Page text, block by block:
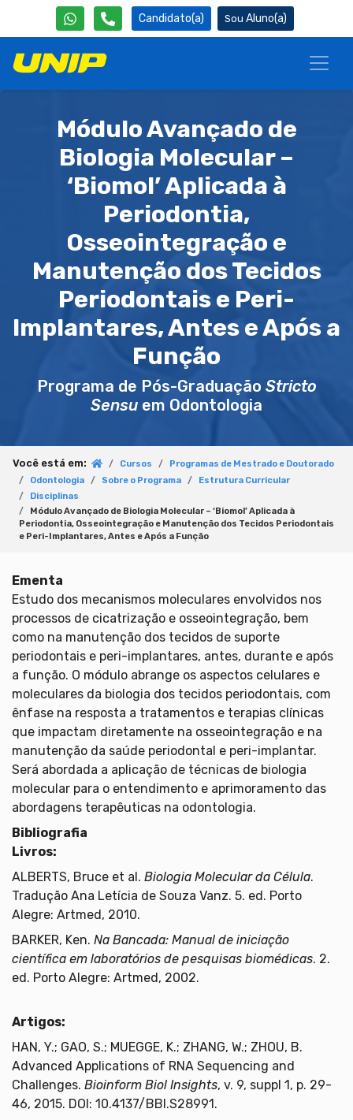
Candidato(a) Aluno(a)
Módulo Avançado de
Biologia Molecular –
‘Biomol’ Aplicada à
Periodontia,
Osseointegração e
Manutenção dos Tecidos
Periodontais e Peri-
Implantares, Antes e Após a
Função
Programa de Pós-Graduação Stricto
Sensu em Odontologia
Você está em: Cursos
Programas de Mestrado e Doutorado
Odontologia
Sobre o Programa
Estrutura Curricular
Disciplinas
Módulo Avançado de Biologia Molecular – ‘Biomol’ Aplicada à
Periodontia, Osseointegração e Manutenção dos Tecidos Periodontais
e Peri-Implantares, Antes e Após a Função
Ementa
Estudo dos mecanismos moleculares envolvidos nos
processos de cicatrização e osseointegração, bem
como na manutenção dos tecidos de suporte
periodontais e peri-implantares, antes, durante e após
a função. O módulo abrange os aspectos celulares e
moleculares da biologia dos tecidos periodontais, com
ênfase na resposta a tratamentos e terapias clínicas
que impactam diretamente na osseointegração e na
manutenção da saúde periodontal e peri-implantar.
Será abordada a aplicação de técnicas de biologia
molecular para o entendimento e aprimoramento das
abordagens terapêuticas na odontologia.
Bibliografia
Livros:
ALBERTS, Bruce et al. Biologia Molecular da Célula.
Tradução Ana Letícia de Souza Vanz. 5. ed. Porto
Alegre: Artmed, 2010.
BARKER, Ken. Na Bancada: Manual de iniciação
científica em laboratórios de pesquisas biomédicas. 2.
ed. Porto Alegre: Artmed, 2002.
Artigos:
HAN, Y.; GAO, S.; MUEGGE, K.; ZHANG, W.; ZHOU, B.
Advanced Applications of RNA Sequencing and
Challenges. Bioinform Biol Insights, v. 9, suppl 1, p. 29-
46, 2015. DOI: 10.4137/BBI.S28991.